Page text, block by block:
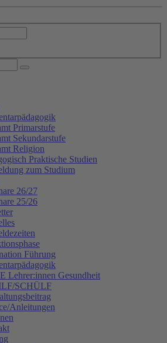
Primarstufe
Sekundarstufe
Religion
Praktische Studien
zum Studium
26/27
25/26
Führung
Lehrer:innen Gesundheit
SCHÜLF
Anleitungen